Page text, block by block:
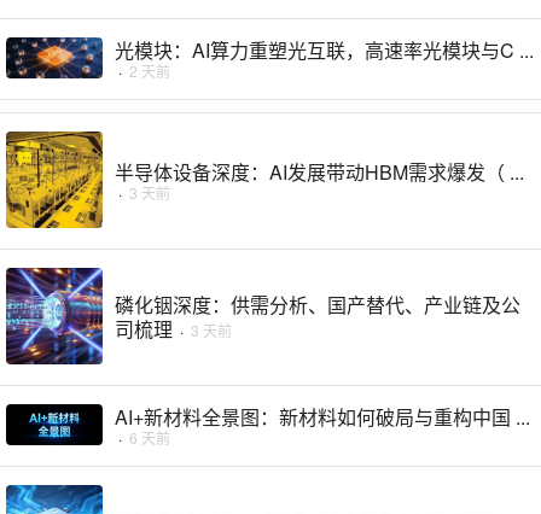
光模块：AI算力重塑光互联，高速率光模块与C ...
· 2 天前
半导体设备深度：AI发展带动HBM需求爆发（ ...
· 3 天前
磷化铟深度：供需分析、国产替代、产业链及公
司梳理 · 3 天前
AI+新材料全景图：新材料如何破局与重构中国 ...
· 6 天前